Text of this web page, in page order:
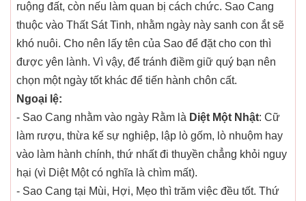
ruộng đất, còn nếu làm quan bị cách chức. Sao Cang
thuộc vào Thất Sát Tinh, nhằm ngày này sanh con ắt sẽ
khó nuôi. Cho nên lấy tên của Sao để đặt cho con thì
được yên lành. Vì vậy, để tránh điềm giữ quý bạn nên
chọn một ngày tốt khác để tiến hành chôn cất.
Ngoại lệ:
- Sao Cang nhằm vào ngày Rằm là Diệt Một Nhật: Cữ
làm rượu, thừa kế sự nghiệp, lập lò gốm, lò nhuộm hay
vào làm hành chính, thứ nhất đi thuyền chẳng khỏi nguy
hại (vì Diệt Một có nghĩa là chìm mất).
- Sao Cang tại Mùi, Hợi, Mẹo thì trăm việc đều tốt. Thứ